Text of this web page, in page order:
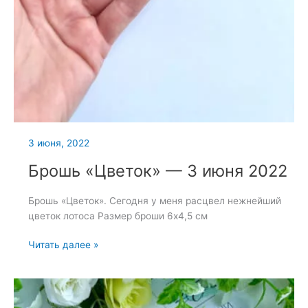
3 июня, 2022
Брошь «Цветок» — 3 июня 2022
Брошь «Цветок». Сегодня у меня расцвел нежнейший
цветок лотоса Размер броши 6х4,5 см
Брошь
июня
Читать далее »